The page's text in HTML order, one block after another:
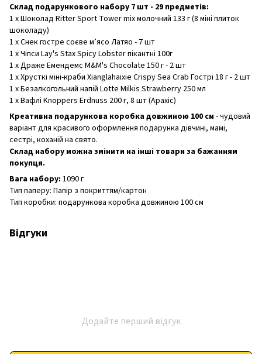
Склад подарункового набору 7 шт - 29 предметів:
1 х Шоколад Ritter Sport Tower mix молочний 133 г (8 міні плиток
шоколаду)
1 х Снек гостре соєве м’ясо Латяо - 7 шт
1 х Чіпси Lay's Stax Spicy Lobster пікантні 100г
1 х Драже Емендемс M&M's Chocolate 150 г - 2 шт
1 х Хрусткі міні-краби Xianglahaixie Crispy Sea Crab Гострі 18 г - 2 шт
1 х Безалкогольний напій Lotte Milkis Strawberry 250 мл
1 х Вафлі Knoppers Erdnuss 200 г, 8 шт (Арахіс)
Креативна подарункова коробка довжиною 100 см - чудовий
варіант для красивого оформлення подарунка дівчині, мамі,
сестрі, коханій на свято.
Склад набору можна змінити на інші товари за бажанням
покупця.
Вага набору: 1090 г
Тип паперу: Папір з покриттям/картон
Тип коробки: подарункова коробка довжиною 100 см
Відгуки
Додайте перший відгук